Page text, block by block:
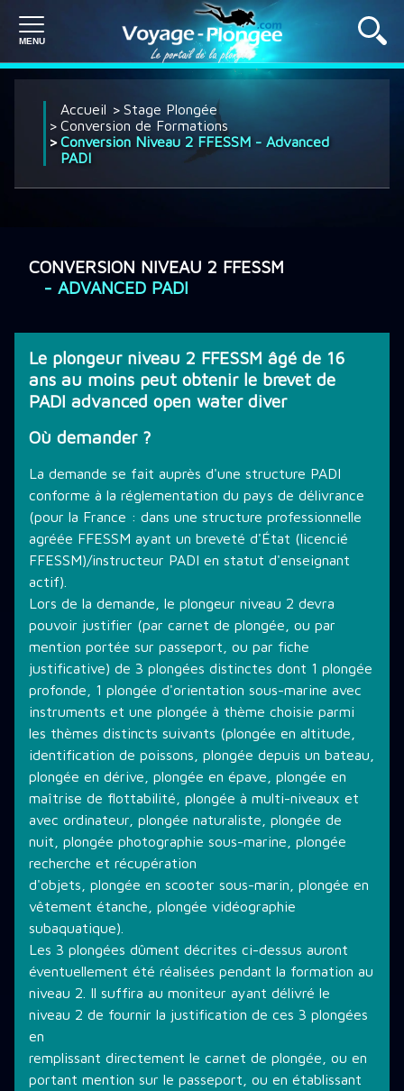
PLONGÉE EN FRANCE
DÉCOUVRIR LA PLONGÉE
THÉMATIQUE DE PLONGÉE
LES PROMOTIONS
STAGE PLONGÉE
INFORMATIONS PRATIQUES
CONTACT
Accueil
Stage Plongée
Conversion de Formations
Conversion Niveau 2 FFESSM - Advanced
PADI
CONVERSION NIVEAU 2 FFESSM
- ADVANCED PADI
Le plongeur niveau 2 FFESSM âgé de 16
ans au moins peut obtenir le brevet de
PADI advanced open water diver
Où demander ?
La demande se fait auprès d'une structure PADI
conforme à la réglementation du pays de délivrance
(pour la France : dans une structure professionnelle
agréée FFESSM ayant un breveté d'État (licencié
FFESSM)/instructeur PADI en statut d'enseignant
actif).
Lors de la demande, le plongeur niveau 2 devra
pouvoir justifier (par carnet de plongée, ou par
mention portée sur passeport, ou par fiche
justificative) de 3 plongées distinctes dont 1 plongée
profonde, 1 plongée d'orientation sous-marine avec
instruments et une plongée à thème choisie parmi
les thèmes distincts suivants (plongée en altitude,
identification de poissons, plongée depuis un bateau,
plongée en dérive, plongée en épave, plongée en
maîtrise de flottabilité, plongée à multi-niveaux et
avec ordinateur, plongée naturaliste, plongée de
nuit, plongée photographie sous-marine, plongée
recherche et récupération
d'objets, plongée en scooter sous-marin, plongée en
vêtement étanche, plongée vidéographie
subaquatique).
Les 3 plongées dûment décrites ci-dessus auront
éventuellement été réalisées pendant la formation au
niveau 2. Il suffira au moniteur ayant délivré le
niveau 2 de fournir la justification de ces 3 plongées
en
remplissant directement le carnet de plongée, ou en
portant mention sur le passeport, ou en établissant